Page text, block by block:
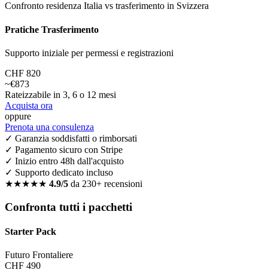
Confronto residenza Italia vs trasferimento in Svizzera
Pratiche Trasferimento
Supporto iniziale per permessi e registrazioni
CHF 820
~€873
Rateizzabile in 3, 6 o 12 mesi
Acquista ora
oppure
Prenota una consulenza
✓ Garanzia soddisfatti o rimborsati
✓ Pagamento sicuro con Stripe
✓ Inizio entro 48h dall'acquisto
✓ Supporto dedicato incluso
★★★★★ 4.9/5 da 230+ recensioni
Confronta tutti i pacchetti
Starter Pack
Futuro Frontaliere
CHF 490